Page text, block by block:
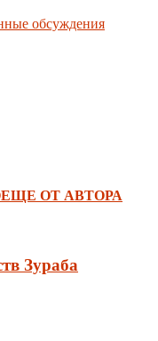
обсуждения
ЕЩЕ ОТ АВТОРА
Зураба